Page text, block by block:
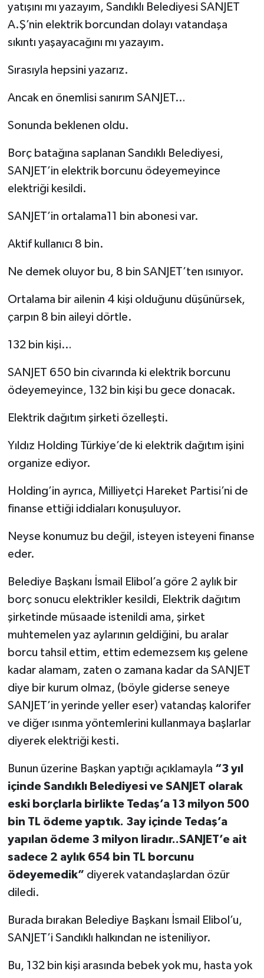
yatışını mı yazayım, Sandıklı Belediyesi SANJET
A.Ş’nin elektrik borcundan dolayı vatandaşa
sıkıntı yaşayacağını mı yazayım.
Sırasıyla hepsini yazarız.
Ancak en önemlisi sanırım SANJET…
Sonunda beklenen oldu.
Borç batağına saplanan Sandıklı Belediyesi,
SANJET’in elektrik borcunu ödeyemeyince
elektriği kesildi.
SANJET’in ortalama11 bin abonesi var.
Aktif kullanıcı 8 bin.
Ne demek oluyor bu, 8 bin SANJET’ten ısınıyor.
Ortalama bir ailenin 4 kişi olduğunu düşünürsek,
çarpın 8 bin aileyi dörtle.
132 bin kişi…
SANJET 650 bin civarında ki elektrik borcunu
ödeyemeyince, 132 bin kişi bu gece donacak.
Elektrik dağıtım şirketi özelleşti.
Yıldız Holding Türkiye’de ki elektrik dağıtım işini
organize ediyor.
Holding’in ayrıca, Milliyetçi Hareket Partisi’ni de
finanse ettiği iddiaları konuşuluyor.
Neyse konumuz bu değil, isteyen isteyeni finanse
eder.
Belediye Başkanı İsmail Elibol’a göre 2 aylık bir
borç sonucu elektrikler kesildi, Elektrik dağıtım
şirketinde müsaade istenildi ama, şirket
muhtemelen yaz aylarının geldiğini, bu aralar
borcu tahsil ettim, ettim edemezsem kış gelene
kadar alamam, zaten o zamana kadar da SANJET
diye bir kurum olmaz, (böyle giderse seneye
SANJET’in yerinde yeller eser) vatandaş kalorifer
ve diğer ısınma yöntemlerini kullanmaya başlarlar
diyerek elektriği kesti.
Bunun üzerine Başkan yaptığı açıklamayla “3 yıl
içinde Sandıklı Belediyesi ve SANJET olarak
eski borçlarla birlikte Tedaş’a 13 milyon 500
bin TL ödeme yaptık. 3ay içinde Tedaş’a
yapılan ödeme 3 milyon liradır..SANJET’e ait
sadece 2 aylık 654 bin TL borcunu
ödeyemedik” diyerek vatandaşlardan özür
diledi.
Burada bırakan Belediye Başkanı İsmail Elibol’u,
SANJET’i Sandıklı halkından ne isteniliyor.
Bu, 132 bin kişi arasında bebek yok mu, hasta yok